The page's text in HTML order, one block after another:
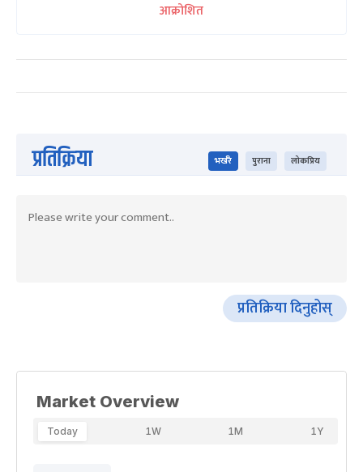
आक्रोशित
प्रतिक्रिया भर्खरै पुराना लोकप्रिय
प्रतिक्रिया दिनुहोस्